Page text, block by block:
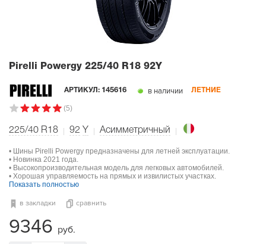
Pirelli Powergy 225/40 R18 92Y
АРТИКУЛ: 145616 в наличии ЛЕТНИЕ
(5)
225/40 R18 92 Y Асимметричный
• Шины Pirelli Powergy предназначены для летней эксплуатации.
• Новинка 2021 года.
• Высокопроизводительная модель для легковых автомобилей.
• Хорошая управляемость на прямых и извилистых участках.
Показать полностью
в закладки сравнить
9346 руб.